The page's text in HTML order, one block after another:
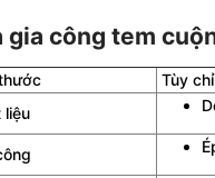
gia công tem
Tùy
liệu